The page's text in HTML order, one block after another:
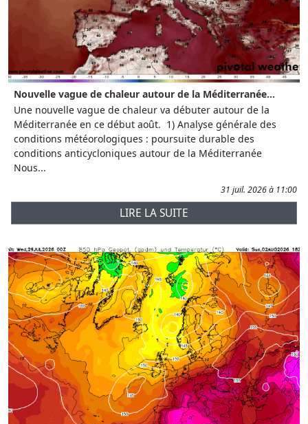
Nouvelle vague de chaleur autour de la Méditerranée...
Une nouvelle vague de chaleur va débuter autour de la
Méditerranée en ce début août. 1) Analyse générale des
conditions météorologiques : poursuite durable des
conditions anticycloniques autour de la Méditerranée
Nous...
31 juil. 2026 à 11:00
LIRE LA SUITE